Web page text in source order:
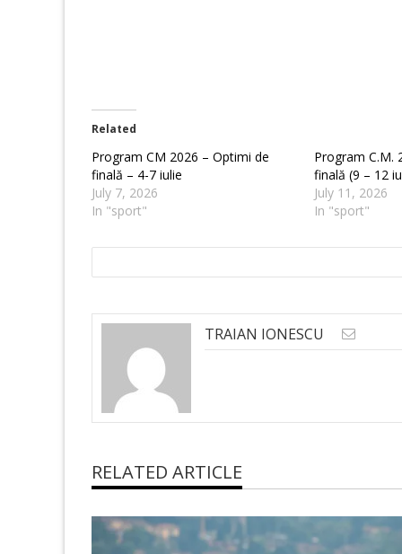
Related
Program CM 2026 – Optimi de
finală – 4-7 iulie
July 7, 2026
In "sport"
Program C.M.
finală (9 – 12
July 11, 2026
In "sport"
TRAIAN IONESCU
RELATED ARTICLE